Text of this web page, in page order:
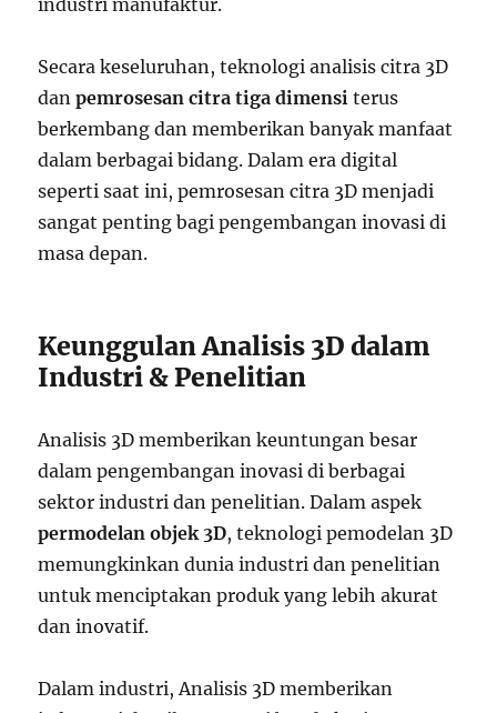
Secara keseluruhan, teknologi analisis citra 3D
danpemrosesan citra tiga dimensi terus
berkembang dan memberikan banyak manfaat
dalam berbagai bidang. Dalam era digital
seperti saat ini, pemrosesan citra 3D menjadi
sangat penting bagi pengembangan inovasi di
masa depan.
Keunggulan Analisis 3D dalam
Industri & Penelitian
Analisis 3D memberikan keuntungan besar
dalam pengembangan inovasi di berbagai
sektor industri dan penelitian. Dalam aspek
permodelan objek 3D, teknologi pemodelan 3D
memungkinkan dunia industri dan penelitian
untuk menciptakan produk yang lebih akurat
dan inovatif.
Dalam industri, Analisis 3D memberikan